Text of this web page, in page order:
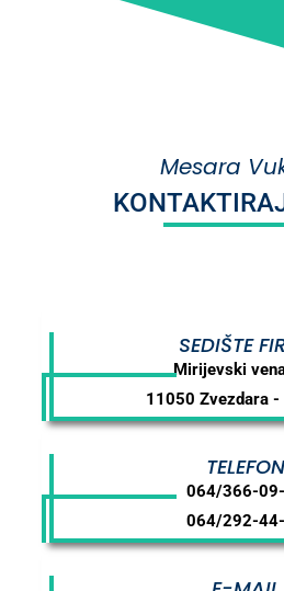
Mesara
SEDIŠTE
Mirijevski
11050 Zvezdara -
TELEFON
064/366-
064/292-